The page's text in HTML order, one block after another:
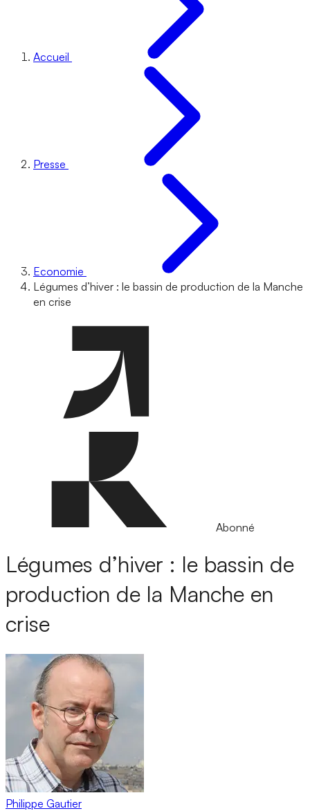
Accueil
Presse
Economie
Légumes d’hiver : le bassin de production de la Manche
en crise
Abonné
Légumes d’hiver : le bassin de
production de la Manche en
crise
Philippe Gautier